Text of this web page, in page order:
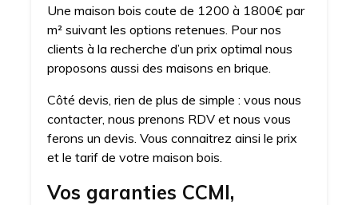
Une maison bois coute de 1200 à 1800€ par
m² suivant les options retenues. Pour nos
clients à la recherche d’un prix optimal nous
proposons aussi des maisons en brique.
Côté devis, rien de plus de simple : vous nous
contacter, nous prenons RDV et nous vous
ferons un devis. Vous connaitrez ainsi le prix
et le tarif de votre maison bois.
Vos garanties CCMI,